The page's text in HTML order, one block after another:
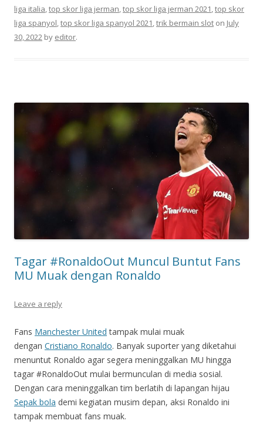
liga italia,top skor liga jerman,top skor liga jerman 2021,top skor
liga spanyol,top skor liga spanyol 2021,trik bermain slot on July
30, 2022 by editor.
Tagar #RonaldoOut Muncul Buntut Fans
MU Muak dengan Ronaldo
Leave a reply
Fans Manchester United tampak mulai muak
dengan Cristiano Ronaldo. Banyak suporter yang diketahui
menuntut Ronaldo agar segera meninggalkan MU hingga
tagar #RonaldoOut mulai bermunculan di media sosial.
Dengan cara meninggalkan tim berlatih di lapangan hijau
Sepak bola demi kegiatan musim depan, aksi Ronaldo ini
tampak membuat fans muak.